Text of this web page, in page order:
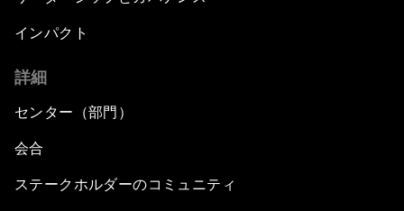
インパクト
詳細
センター（部門）
会合
ステークホルダーのコミュニティ